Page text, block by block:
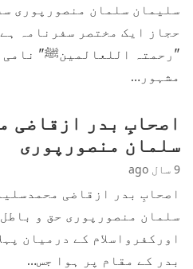
سلیمان سلمان منصورپوری
حجاز ایک مختصر سفرنامہ
"رحمتہ اللعالمینﷺ" نامی
مشہور…
اصحابِ بدر ازقاضی
سلمان منصورپوری
9 سال ago
اصحابِ بدر ازقاضی
سلمان منصورپوری حق و باطل
اورکفرواسلام کے درمیان
بدر کے مقام پر ہوا جس…